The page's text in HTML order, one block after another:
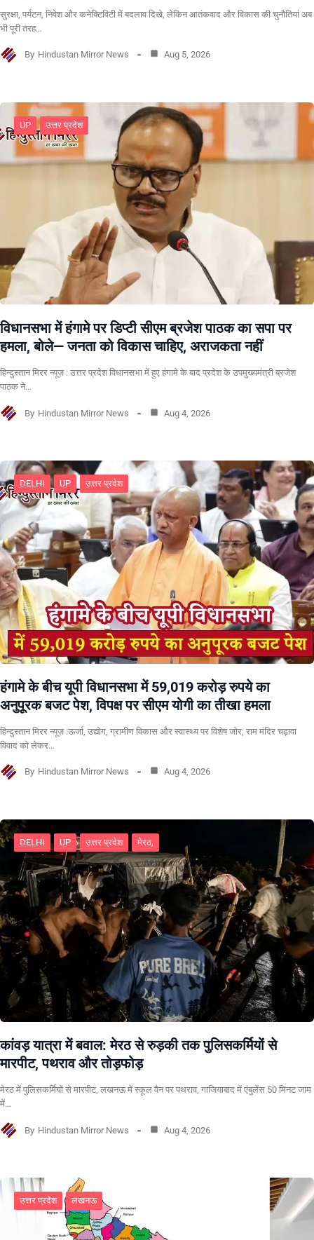
सुरक्षा, पर्यटन, निवेश और कनेक्टिविटी में बदलाव दिखे, लेकिन आतंकवाद और विकास की चुनौतियां अब
भी पूरी तरह…
By Hindustan Mirror News Aug 5, 2026
UP उत्तर प्रदेश
विधानसभा में हंगामे पर डिप्टी सीएम ब्रजेश पाठक का सपा पर
हमला, बोले— जनता को विकास चाहिए, अराजकता नहीं
हिन्दुस्तान मिरर न्यूज़ : उत्तर प्रदेश विधानसभा में हुए हंगामे के बाद प्रदेश के उपमुख्यमंत्री ब्रजेश
पाठक ने…
By Hindustan Mirror News Aug 4, 2026
DELHI UP उत्तर प्रदेश
हंगामे के बीच यूपी विधानसभा में 59,019 करोड़ रुपये का
अनुपूरक बजट पेश, विपक्ष पर सीएम योगी का तीखा हमला
हिन्दुस्तान मिरर न्यूज़ :ऊर्जा, उद्योग, ग्रामीण विकास और स्वास्थ्य पर विशेष जोर; राम मंदिर चढ़ावा
विवाद को लेकर…
By Hindustan Mirror News Aug 4, 2026
DELHI UP उत्तर प्रदेश मेरठ,
कांवड़ यात्रा में बवाल: मेरठ से रुड़की तक पुलिसकर्मियों से
मारपीट, पथराव और तोड़फोड़
मेरठ में पुलिसकर्मियों से मारपीट, लखनऊ में स्कूल वैन पर पथराव, गाजियाबाद में एंबुलेंस 50 मिनट जाम
में…
By Hindustan Mirror News Aug 4, 2026
उत्तर प्रदेश लखनऊ